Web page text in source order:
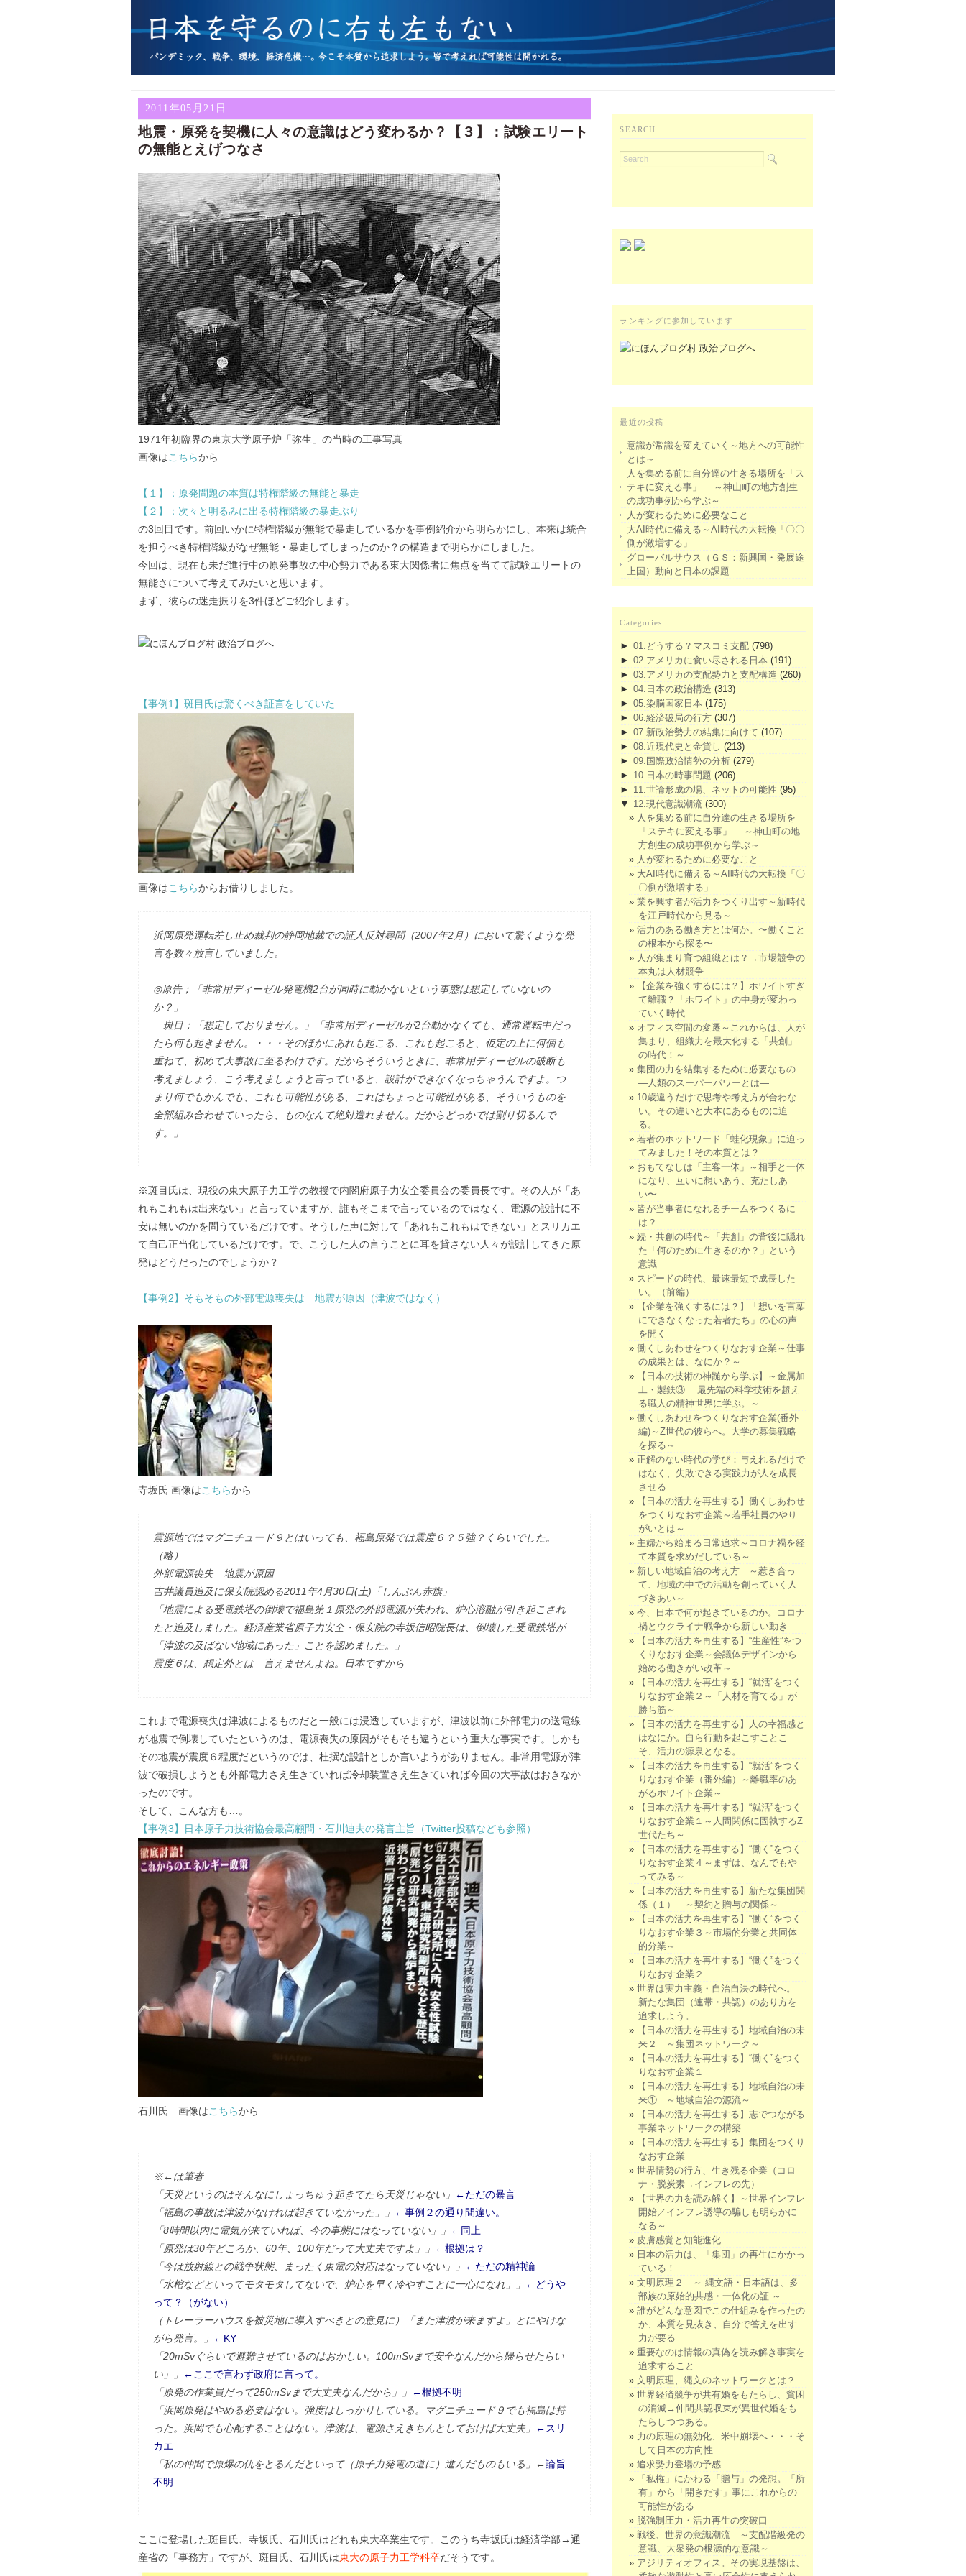
2011年05月21日
地震・原発を契機に人々の意識はどう変わるか？【３】：試験エリート
の無能とえげつなさ
1971年初臨界の東京大学原子炉「弥生」の当時の工事写真
画像はこちらから
【１】：原発問題の本質は特権階級の無能と暴走
【２】：次々と明るみに出る特権階級の暴走ぶり
の3回目です。前回いかに特権階級が無能で暴走しているかを事例紹介から明らかにし、本来は統合
を担うべき特権階級がなぜ無能・暴走してしまったのか？の構造まで明らかにしました。
今回は、現在も未だ進行中の原発事故の中心勢力である東大関係者に焦点を当てて試験エリートの
無能さについて考えてみたいと思います。
まず、彼らの迷走振りを3件ほどご紹介します。
【事例1】斑目氏は驚くべき証言をしていた
画像はこちらからお借りしました。
浜岡原発運転差し止め裁判の静岡地裁での証人反対尋問（2007年2月）において驚くような発
言を数々放言していました。
◎原告；「非常用ディーゼル発電機2台が同時に動かないという事態は想定していないの
か？」
斑目；「想定しておりません。」「非常用ディーゼルが2台動かなくても、通常運転中だっ
たら何も起きません。・・・そのほかにあれも起こる、これも起こると、仮定の上に何個も
重ねて、初めて大事故に至るわけです。だからそういうときに、非常用ディーゼルの破断も
考えましょう、こう考えましょうと言っていると、設計ができなくなっちゃうんですよ。つ
まり何でもかんでも、これも可能性がある、これはちょっと可能性がある、そういうものを
全部組み合わせていったら、ものなんて絶対造れません。だからどっかでは割り切るんで
す。」
※斑目氏は、現役の東大原子力工学の教授で内閣府原子力安全委員会の委員長です。その人が「あ
れもこれもは出来ない」と言っていますが、誰もそこまで言っているのではなく、電源の設計に不
安は無いのかを問うているだけです。そうした声に対して「あれもこれもはできない」とスリカエ
て自己正当化しているだけです。で、こうした人の言うことに耳を貸さない人々が設計してきた原
発はどうだったのでしょうか？
【事例2】そもそもの外部電源喪失は 地震が原因（津波ではなく）
寺坂氏 画像はこちらから
震源地ではマグニチュード９とはいっても、福島原発では震度６？５強？くらいでした。
（略）
外部電源喪失 地震が原因
吉井議員追及に保安院認める2011年4月30日(土)「しんぶん赤旗」
「地震による受電鉄塔の倒壊で福島第１原発の外部電源が失われ、炉心溶融が引き起こされ
たと追及しました。経済産業省原子力安全・保安院の寺坂信昭院長は、倒壊した受電鉄塔が
「津波の及ばない地域にあった」ことを認めました。」
震度６は、想定外とは 言えませんよね。日本ですから
これまで電源喪失は津波によるものだと一般には浸透していますが、津波以前に外部電力の送電線
が地震で倒壊していたというのは、電源喪失の原因がそもそも違うという重大な事実です。しかも
その地震が震度６程度だというのでは、杜撰な設計としか言いようがありません。非常用電源が津
波で破損しようとも外部電力さえ生きていれば冷却装置さえ生きていれば今回の大事故はおきなか
ったのです。
そして、こんな方も…。
【事例3】日本原子力技術協会最高顧問・石川迪夫の発言主旨（Twitter投稿なども参照）
石川氏 画像はこちらから
※←は筆者
「天災というのはそんなにしょっちゅう起きてたら天災じゃない」
←ただの暴言
「福島の事故は津波がなければ起きていなかった」」
←事例２の通り間違い。
「8時間以内に電気が来ていれば、今の事態にはなっていない」」
←同上
「原発は30年どころか、60年、100年だって大丈夫ですよ」」
←根拠は？
「今は放射線との戦争状態、まったく東電の対応はなっていない」」
←ただの精神論
「水棺などといってモタモタしてないで、炉心を早く冷やすことに一心になれ」」
←どうや
って？（がない）
（トレーラーハウスを被災地に導入すべきとの意見に）「また津波が来ますよ」とにやけな
がら発言。」
←KY
「20mSvぐらいで避難させているのはおかしい。100mSvまで安全なんだから帰らせたらい
い」」
←ここで言わず政府に言って。
「原発の作業員だって250mSvまで大丈夫なんだから」」
←根拠不明
「浜岡原発はやめる必要はない。強度はしっかりしている。マグニチュード９でも福島は持
った。浜岡でも心配することはない。津波は、電源さえきちんとしておけば大丈夫」
←スリ
カエ
「私の仲間で原爆の仇をとるんだといって（原子力発電の道に）進んだものもいる」←論旨
不明
ここに登場した斑目氏、寺坂氏、石川氏はどれも東大卒業生です。このうち寺坂氏は経済学部→通
産省の「事務方」ですが、斑目氏、石川氏は東大の原子力工学科卒だそうです。
SEARCH
ランキングに参加しています
最近の投稿
意識が常識を変えていく～地方への可能性
とは～
人を集める前に自分達の生きる場所を「ス
テキに変える事」 ～神山町の地方創生
の成功事例から学ぶ～
人が変わるために必要なこと
大AI時代に備える～AI時代の大転換「〇〇
側が激増する」
グローバルサウス（ＧＳ：新興国・発展途
上国）動向と日本の課題
Categories
► 01.どうする？マスコミ支配 (798)
► 02.アメリカに食い尽される日本 (191)
► 03.アメリカの支配勢力と支配構造 (260)
► 04.日本の政治構造 (313)
► 05.染脳国家日本 (175)
► 06.経済破局の行方 (307)
► 07.新政治勢力の結集に向けて (107)
► 08.近現代史と金貸し (213)
► 09.国際政治情勢の分析 (279)
► 10.日本の時事問題 (206)
► 11.世論形成の場、ネットの可能性 (95)
▼ 12.現代意識潮流 (300)
人を集める前に自分達の生きる場所を
「ステキに変える事」 ～神山町の地
方創生の成功事例から学ぶ～
人が変わるために必要なこと
大AI時代に備える～AI時代の大転換「〇
〇側が激増する」
業を興す者が活力をつくり出す～新時代
を江戸時代から見る～
活力のある働き方とは何か。〜働くこと
の根本から探る〜
人が集まり育つ組織とは？→市場競争の
本丸は人材競争
【企業を強くするには？】ホワイトすぎ
て離職？「ホワイト」の中身が変わっ
ていく時代
オフィス空間の変遷～これからは、人が
集まり、組織力を最大化する「共創」
の時代！～
集団の力を結集するために必要なもの
―人類のスーパーパワーとは―
10歳違うだけで思考や考え方が合わな
い。その違いと大本にあるものに迫
る。
若者のホットワード「蛙化現象」に迫っ
てみました！その本質とは？
おもてなしは「主客一体」～相手と一体
になり、互いに想いあう、充たしあ
い〜
皆が当事者になれるチームをつくるに
は？
続・共創の時代～「共創」の背後に隠れ
た「何のために生きるのか？」という
意識
スピードの時代、最速最短で成長した
い。（前編）
【企業を強くするには？】「想いを言葉
にできなくなった若者たち」の心の声
を開く
働くしあわせをつくりなおす企業～仕事
の成果とは、なにか？～
【日本の技術の神髄から学ぶ】～金属加
工・製鉄③ 最先端の科学技術を超え
る職人の精神世界に学ぶ。～
働くしあわせをつくりなおす企業(番外
編)～Z世代の彼らへ。大学の募集戦略
を探る～
正解のない時代の学び：与えれるだけで
はなく、失敗できる実践力が人を成長
させる
【日本の活力を再生する】働くしあわせ
をつくりなおす企業～若手社員のやり
がいとは～
主婦から始まる日常追求～コロナ禍を経
て本質を求めだしている～
新しい地域自治の考え方 ～惹き合っ
て、地域の中での活動を創っていく人
づきあい～
今、日本で何が起きているのか。コロナ
禍とウクライナ戦争から新しい動き
【日本の活力を再生する】“生産性”をつ
くりなおす企業～会議体デザインから
始める働きがい改革～
【日本の活力を再生する】“就活”をつく
りなおす企業２～「人材を育てる」が
勝ち筋～
【日本の活力を再生する】人の幸福感と
はなにか。自ら行動を起こすことこ
そ、活力の源泉となる。
【日本の活力を再生する】“就活”をつく
りなおす企業（番外編）～離職率のあ
がるホワイト企業～
【日本の活力を再生する】“就活”をつく
りなおす企業１～人間関係に固執するZ
世代たち～
【日本の活力を再生する】“働く”をつく
りなおす企業４～まずは、なんでもや
ってみる～
【日本の活力を再生する】新たな集団関
係（１） ～契約と贈与の関係～
【日本の活力を再生する】“働く”をつく
りなおす企業３～市場的分業と共同体
的分業～
【日本の活力を再生する】“働く”をつく
りなおす企業２
世界は実力主義・自治自決の時代へ。
新たな集団（連帯・共認）のあり方を
追求しよう。
【日本の活力を再生する】地域自治の未
来２ ～集団ネットワーク～
【日本の活力を再生する】“働く”をつく
りなおす企業１
【日本の活力を再生する】地域自治の未
来① ～地域自治の源流～
【日本の活力を再生する】志でつながる
事業ネットワークの構築
【日本の活力を再生する】集団をつくり
なおす企業
世界情勢の行方、生き残る企業（コロ
ナ・脱炭素→インフレの先）
【世界の力を読み解く】～世界インフレ
開始／インフレ誘導の騙しも明らかに
なる～
皮膚感覚と知能進化
日本の活力は、「集団」の再生にかかっ
ている！
文明原理２ ～ 縄文語・日本語は、多
部族の原始的共感・一体化の証 ～
誰がどんな意図でこの仕組みを作ったの
か、本質を見抜き、自分で答えを出す
力が要る
重要なのは情報の真偽を読み解き事実を
追求すること
文明原理、縄文のネットワークとは？
世界経済競争が共有婚をもたらし、貧困
の消滅→仲間共認収束が異世代婚をも
たらしつつある。
力の原理の無効化、米中崩壊へ・・・そ
して日本の方向性
追求勢力登場の予感
「私権」にかわる「贈与」の発想。「所
有」から「開きだす」事にこれからの
可能性がある
脱強制圧力・活力再生の突破口
戦後、世界の意識潮流 ～支配階級発の
意識、大衆発の根源的な意識～
アジリティオフィス。その実現基盤は、